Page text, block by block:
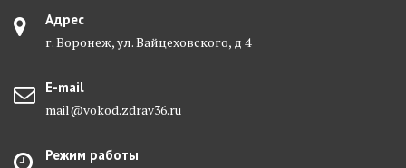
Адрес
г. Воронеж, ул. Вайцеховского, д 4
E-mail
mail@vokod.zdrav36.ru
Режим работы